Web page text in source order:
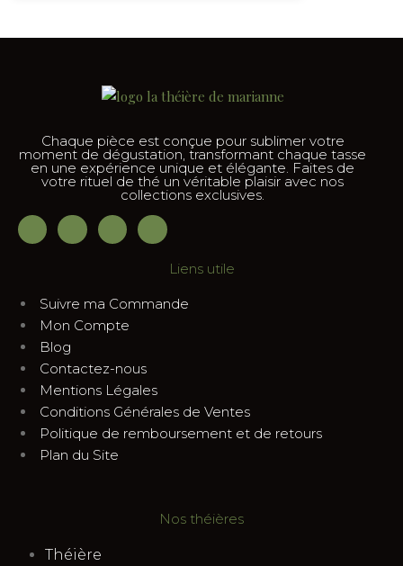
Chaque pièce est conçue pour sublimer votre
moment de dégustation, transformant chaque tasse
en une expérience unique et élégante. Faites de
votre rituel de thé un véritable plaisir avec nos
collections exclusives.
Liens utile
Suivre ma Commande
Mon Compte
Blog
Contactez-nous
Mentions Légales
Conditions Générales de Ventes
Politique de remboursement et de retours
Plan du Site
Nos théières
Théière